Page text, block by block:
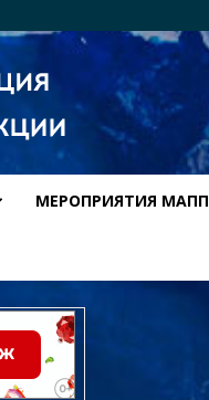
МЕРОПРИЯТИЯ МАПП